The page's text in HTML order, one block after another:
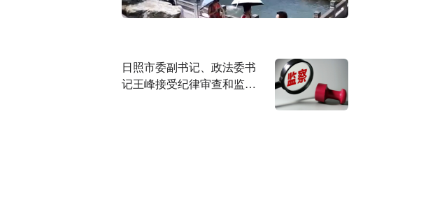
日照市委副书记、政法委书
记王峰接受纪律审查和监察